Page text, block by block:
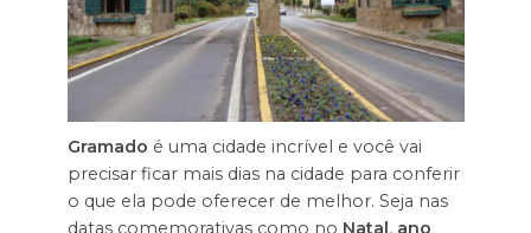
Gramado é uma cidade incrível e você vai
precisar ficar mais dias na cidade para conferir
o que ela pode oferecer de melhor. Seja nas
datas comemorativas como no Natal, ano